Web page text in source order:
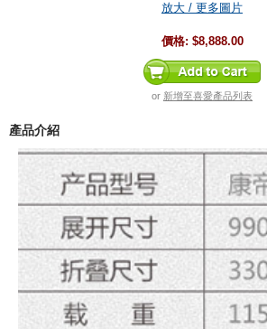
放大 / 更多圖片
價格: $8,888.00
or 新增至喜愛產品列表
產品介紹